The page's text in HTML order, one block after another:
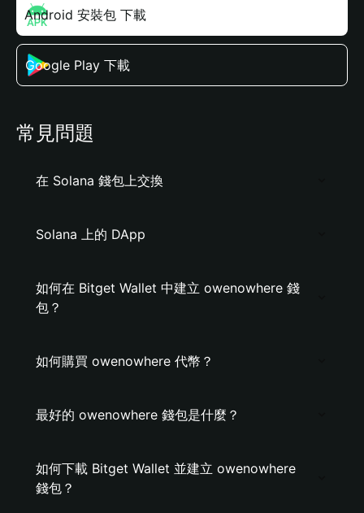
Android 安裝包 下載
Google Play 下載
常見問題
在 Solana 錢包上交換
Solana 上的 DApp
如何在 Bitget Wallet 中建立 owenowhere 錢
包？
如何購買 owenowhere 代幣？
最好的 owenowhere 錢包是什麼？
如何下載 Bitget Wallet 並建立 owenowhere
錢包？